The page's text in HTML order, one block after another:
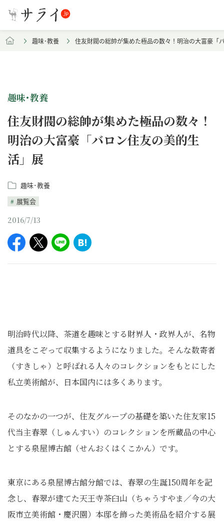
趣味･教養 住友財閥の総帥が集めた極品の数々！明治の大富豪「
趣味･教養
住友財閥の総帥が集めた極品の数々！
明治の大富豪「バロン住友の美的生
活」展
趣味･教養
展覧会
2016/7/13
明治時代以降、茶道を趣味とする財界人・政界人が、名物
道具をこぞって収集するようになりました。そんな数寄者
（すきしゃ）と呼ばれる人々のコレクションをもとにした
私立美術館が、日本国内には多くあります。
そのなかの一つが、住友グループの基礎を築いた住友家15
代当主春翠（しゅんすい）のコレクションを所蔵品の中心
とする泉屋博古館（せんおくはくこかん）です。
東京にある泉屋博古館分館では、春翠の生誕150周年を記
念し、春翠が建てた天王寺茶臼山（ちゃうすやま／今の大
阪市立美術館・慶沢園）本邸を飾った美術品を紹介する展